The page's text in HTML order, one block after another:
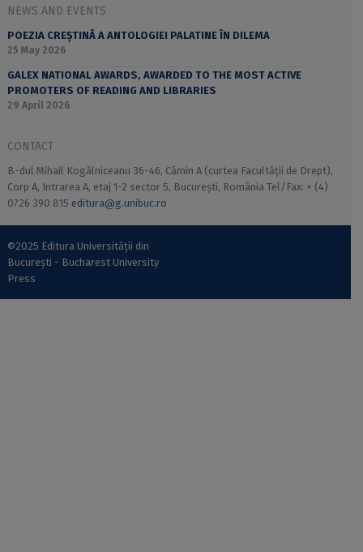
NEWS AND EVENTS
POEZIA CREȘTINĂ A ANTOLOGIEI PALATINE ÎN DILEMA
25 May 2026
GALEX NATIONAL AWARDS, AWARDED TO THE MOST ACTIVE
PROMOTERS OF READING AND LIBRARIES
29 April 2026
CONTACT
B-dul Mihail Kogălniceanu 36-46, Cămin A (curtea Facultății de Drept),
Corp A, Intrarea A, etaj 1-2 sector 5, București, România Tel/Fax: + (4)
0726 390 815 editura@g.unibuc.ro
©2025 Editura Universității din
București - Bucharest University
Press